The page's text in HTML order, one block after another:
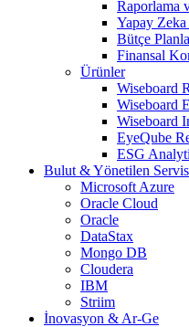
Raporlama
Yapay
Bütçe
Finansal
Ürünler
Wiseboard
Wiseboard
Wiseboard
EyeQube
ESG
Bulut & Yönetilen
Microsoft Azure
Oracle Cloud
Oracle
DataStax
Mongo DB
Cloudera
IBM
Striim
İnovasyon & Ar-Ge